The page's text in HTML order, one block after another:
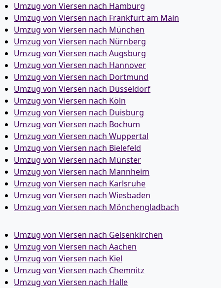
Umzug von Viersen nach Hamburg
Umzug von Viersen nach Frankfurt am Main
Umzug von Viersen nach München
Umzug von Viersen nach Nürnberg
Umzug von Viersen nach Augsburg
Umzug von Viersen nach Hannover
Umzug von Viersen nach Dortmund
Umzug von Viersen nach Düsseldorf
Umzug von Viersen nach Köln
Umzug von Viersen nach Duisburg
Umzug von Viersen nach Bochum
Umzug von Viersen nach Wuppertal
Umzug von Viersen nach Bielefeld
Umzug von Viersen nach Münster
Umzug von Viersen nach Mannheim
Umzug von Viersen nach Karlsruhe
Umzug von Viersen nach Wiesbaden
Umzug von Viersen nach Mönchen­gladbach
Umzug von Viersen nach Gelsenkirchen
Umzug von Viersen nach Aachen
Umzug von Viersen nach Kiel
Umzug von Viersen nach Chemnitz
Umzug von Viersen nach Halle